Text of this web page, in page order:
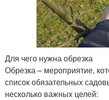
Для чего нужна обрезка
Обрезка – мероприятие,
список обязательных
несколько важных целей: